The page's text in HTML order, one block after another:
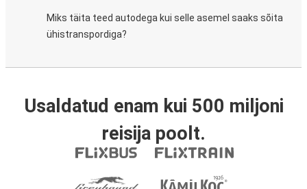
Miks täita teed autodega kui selle asemel saaks sõita
ühistranspordiga?
Usaldatud enam kui 500 miljoni
reisija poolt.